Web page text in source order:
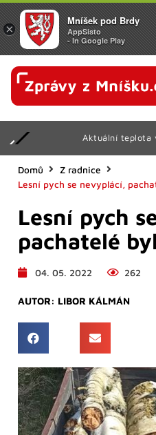
Aktuální teplota
Domů
Z radnice
Lesní pych se nevyplácí,
Lesní pych
pachatelé
04. 05. 2022 262
AUTOR: LIBOR KÁLMÁN
×
Mníšek pod Brdy
AppSisto
- In Google Play